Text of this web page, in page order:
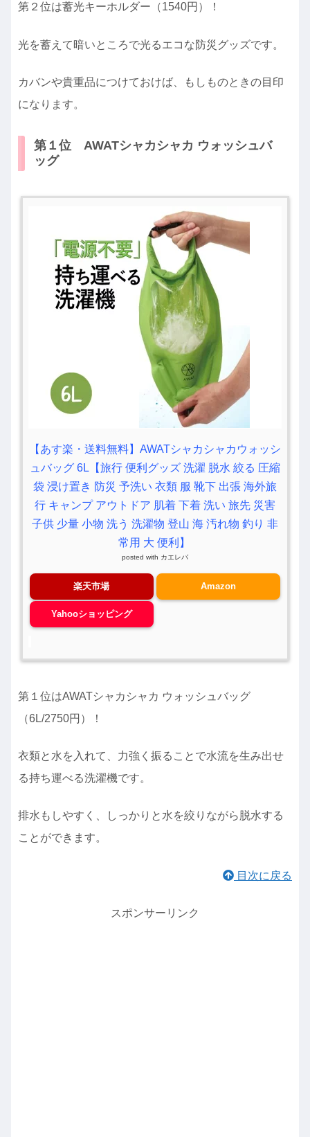
第２位は蓄光キーホルダー（1540円）！
光を蓄えて暗いところで光るエコな防災グッズです。
カバンや貴重品につけておけば、もしものときの目印
になります。
第１位 AWATシャカシャカ ウォッシュバ
ッグ
【あす楽・送料無料】AWATシャカシャカウォッシ
ュバッグ 6L【旅行 便利グッズ 洗濯 脱水 絞る 圧縮
袋 浸け置き 防災 予洗い 衣類 服 靴下 出張 海外旅
行 キャンプ アウトドア 肌着 下着 洗い 旅先 災害
子供 少量 小物 洗う 洗濯物 登山 海 汚れ物 釣り 非
常用 大 便利】
posted with カエレバ
楽天市場 Amazon
Yahooショッピング
第１位はAWATシャカシャカ ウォッシュバッグ
（6L/2750円）！
衣類と水を入れて、力強く振ることで水流を生み出せ
る持ち運べる洗濯機です。
排水もしやすく、しっかりと水を絞りながら脱水する
ことができます。
目次に戻る
スポンサーリンク